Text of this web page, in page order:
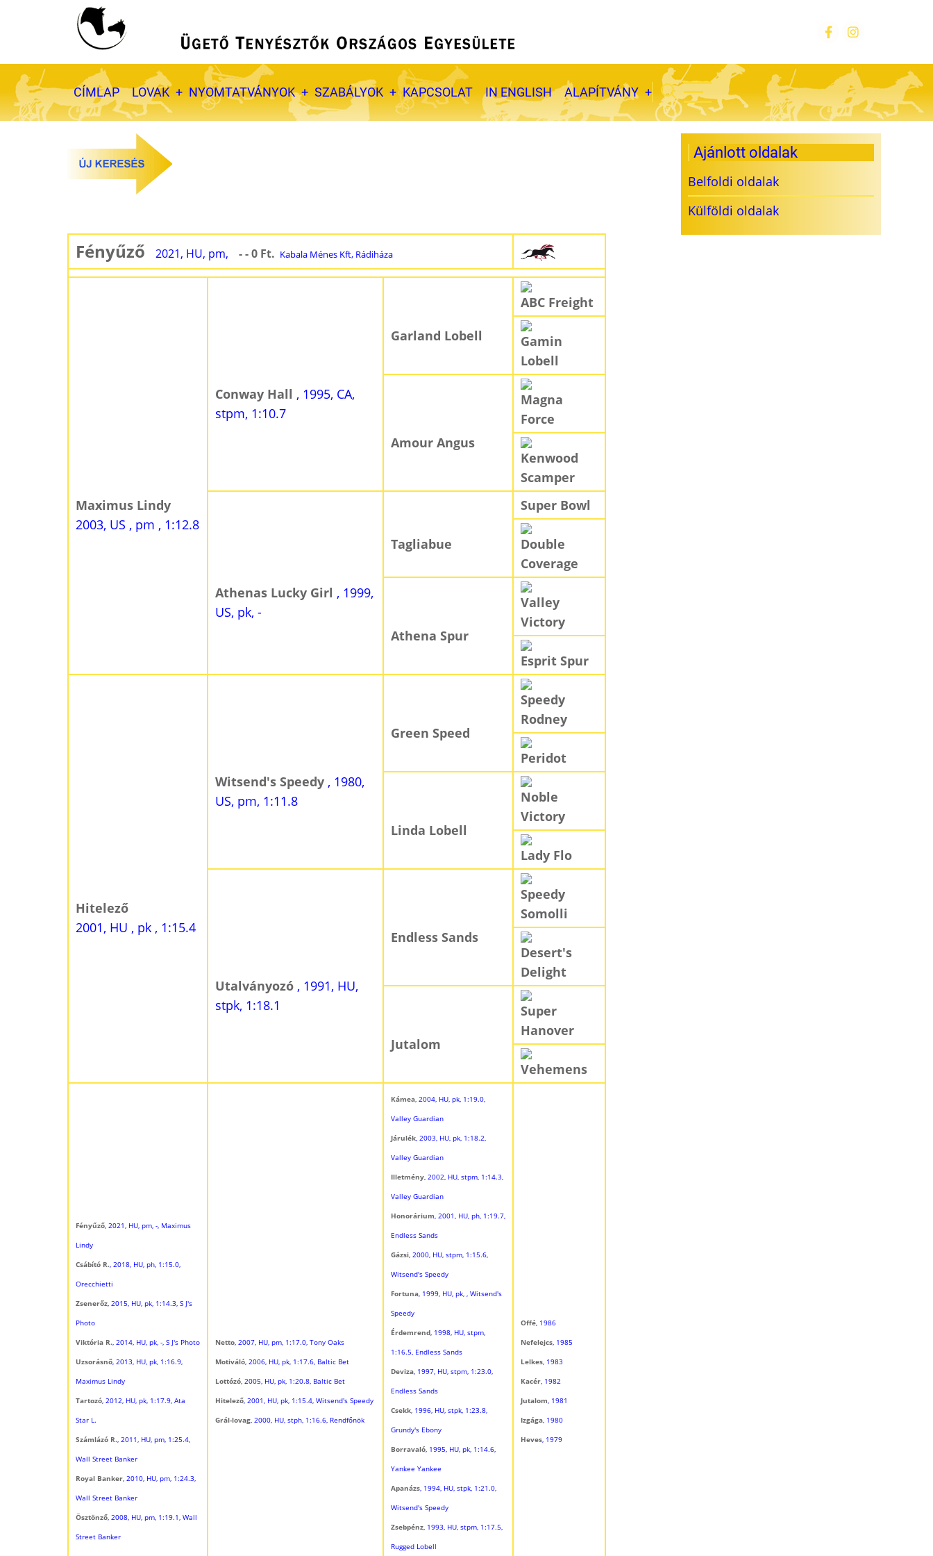
Fő
navigáció
CÍMLAP LOVAK NYOMTATVÁNYOK SZABÁLYOK KAPCSOLAT IN ENGLISH ALAPÍTVÁNY
Fényűző 2021, HU, pm, - - 0 Ft. Kabala Ménes Kft, Rádiháza
Maximus Lindy
2003, US , pm , 1:12.8
Conway Hall , 1995, CA,
stpm, 1:10.7
Garland Lobell
ABC Freight
Gamin
Lobell
Amour Angus
Magna
Force
Kenwood
Scamper
Athenas Lucky Girl , 1999,
US, pk, -
Tagliabue
Super Bowl
Double
Coverage
Athena Spur
Valley
Victory
Esprit Spur
Hitelező
2001, HU , pk , 1:15.4
Witsend's Speedy , 1980,
US, pm, 1:11.8
Green Speed
Speedy
Rodney
Peridot
Linda Lobell
Noble
Victory
Lady Flo
Utalványozó , 1991, HU,
stpk, 1:18.1
Endless Sands
Speedy
Somolli
Desert's
Delight
Jutalom
Super
Hanover
Vehemens
Fényűző, 2021, HU, pm, -, Maximus
Lindy
Csábító R., 2018, HU, ph, 1:15.0,
Orecchietti
Zsenerőz, 2015, HU, pk, 1:14.3, S J's
Photo
Viktória R., 2014, HU, pk, -, S J's Photo
Uzsorásnő, 2013, HU, pk, 1:16.9,
Maximus Lindy
Tartozó, 2012, HU, pk, 1:17.9, Ata
Star L.
Számlázó R., 2011, HU, pm, 1:25.4,
Wall Street Banker
Royal Banker, 2010, HU, pm, 1:24.3,
Wall Street Banker
Ösztönző, 2008, HU, pm, 1:19.1, Wall
Street Banker
Netto, 2007, HU, pm, 1:17.0, Tony Oaks
Motiváló, 2006, HU, pk, 1:17.6, Baltic Bet
Lottózó, 2005, HU, pk, 1:20.8, Baltic Bet
Hitelező, 2001, HU, pk, 1:15.4, Witsend's Speedy
Grál-lovag, 2000, HU, stph, 1:16.6, Rendfőnök
Kámea, 2004, HU, pk, 1:19.0,
Valley Guardian
Járulék, 2003, HU, pk, 1:18.2,
Valley Guardian
Illetmény, 2002, HU, stpm, 1:14.3,
Valley Guardian
Honorárium, 2001, HU, ph, 1:19.7,
Endless Sands
Gázsi, 2000, HU, stpm, 1:15.6,
Witsend's Speedy
Fortuna, 1999, HU, pk, , Witsend's
Speedy
Érdemrend, 1998, HU, stpm,
1:16.5, Endless Sands
Deviza, 1997, HU, stpm, 1:23.0,
Endless Sands
Csekk, 1996, HU, stpk, 1:23.8,
Grundy's Ebony
Borravaló, 1995, HU, pk, 1:14.6,
Yankee Yankee
Apanázs, 1994, HU, stpk, 1:21.0,
Witsend's Speedy
Zsebpénz, 1993, HU, stpm, 1:17.5,
Rugged Lobell
Offé, 1986
Nefelejcs, 1985
Lelkes, 1983
Kacér, 1982
Jutalom, 1981
Izgága, 1980
Heves, 1979
Ajánlott oldalak
Belfoldi oldalak
Külföldi oldalak